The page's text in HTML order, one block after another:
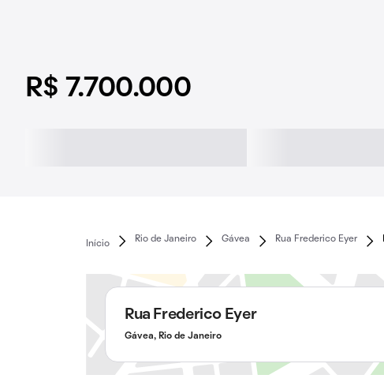
R$ 7.700.000
Início
Rio de Janeiro Gávea Rua Frederico Eyer
Rua Frederico Eyer
Gávea, Rio de Janeiro